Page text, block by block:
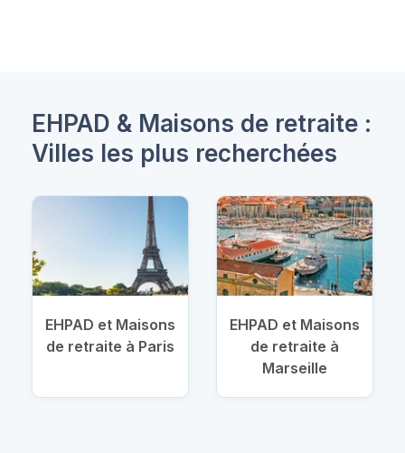
EHPAD & Maisons de retraite :
Villes les plus recherchées
EHPAD et Maisons
de retraite à Paris
EHPAD et Maisons
de retraite à
Marseille